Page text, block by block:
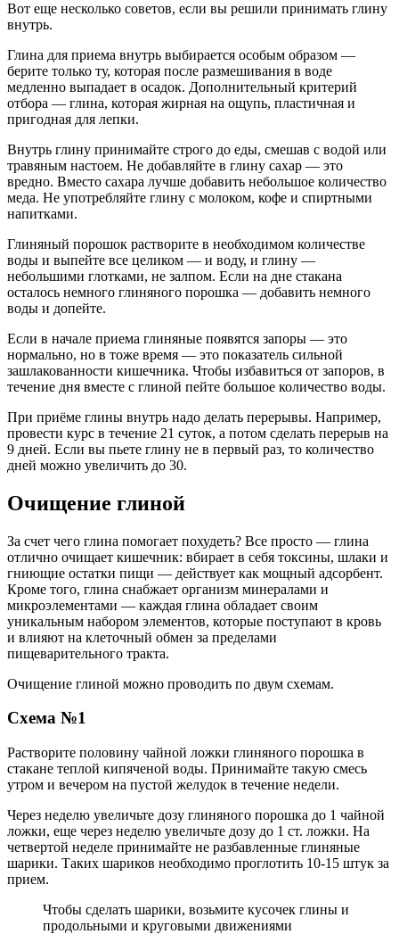
Вот еще несколько советов, если вы решили принимать глину
внутрь.
Глина для приема внутрь выбирается особым образом —
берите только ту, которая после размешивания в воде
медленно выпадает в осадок. Дополнительный критерий
отбора — глина, которая жирная на ощупь, пластичная и
пригодная для лепки.
Внутрь глину принимайте строго до еды, смешав с водой или
травяным настоем. Не добавляйте в глину сахар — это
вредно. Вместо сахара лучше добавить небольшое количество
меда. Не употребляйте глину с молоком, кофе и спиртными
напитками.
Глиняный порошок растворите в необходимом количестве
воды и выпейте все целиком — и воду, и глину —
небольшими глотками, не залпом. Если на дне стакана
осталось немного глиняного порошка — добавить немного
воды и допейте.
Если в начале приема глиняные появятся запоры — это
нормально, но в тоже время — это показатель сильной
зашлакованности кишечника. Чтобы избавиться от запоров, в
течение дня вместе с глиной пейте большое количество воды.
При приёме глины внутрь надо делать перерывы. Например,
провести курс в течение 21 суток, а потом сделать перерыв на
9 дней. Если вы пьете глину не в первый раз, то количество
дней можно увеличить до 30.
Очищение глиной
За счет чего глина помогает похудеть? Все просто — глина
отлично очищает кишечник: вбирает в себя токсины, шлаки и
гниющие остатки пищи — действует как мощный адсорбент.
Кроме того, глина снабжает организм минералами и
микроэлементами — каждая глина обладает своим
уникальным набором элементов, которые поступают в кровь
и влияют на клеточный обмен за пределами
пищеварительного тракта.
Очищение глиной можно проводить по двум схемам.
Схема №1
Растворите половину чайной ложки глиняного порошка в
стакане теплой кипяченой воды. Принимайте такую смесь
утром и вечером на пустой желудок в течение недели.
Через неделю увеличьте дозу глиняного порошка до 1 чайной
ложки, еще через неделю увеличьте дозу до 1 ст. ложки. На
четвертой неделе принимайте не разбавленные глиняные
шарики. Таких шариков необходимо проглотить 10-15 штук за
прием.
Чтобы сделать шарики, возьмите кусочек глины и
продольными и круговыми движениями